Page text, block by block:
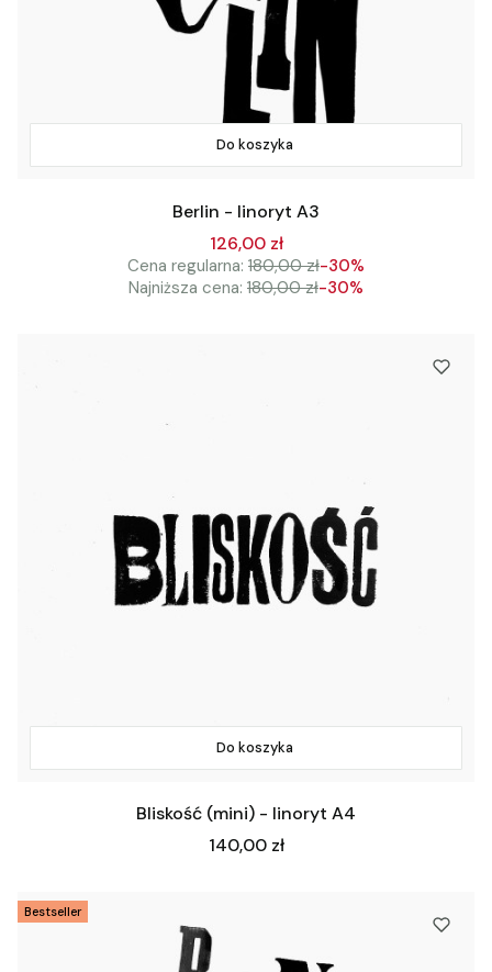
Do koszyka
Berlin - linoryt A3
126,00 zł
Cena regularna: 180,00 zł-30%
Najniższa cena: 180,00 zł-30%
Do koszyka
Bliskość (mini) - linoryt A4
Cena
140,00 zł
Bestseller